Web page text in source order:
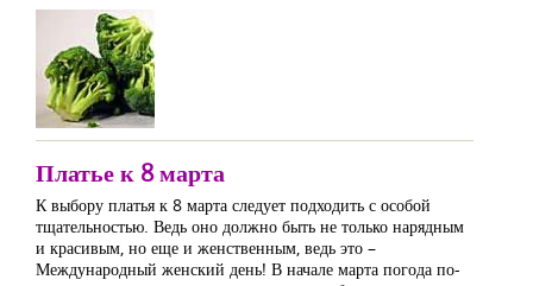
Платье к 8 марта
К выбору платья к 8 марта следует подходить с особой
тщательностью. Ведь оно должно быть не только нарядным
и красивым, но еще и женственным, ведь это –
Международный женский день! В начале марта погода по-